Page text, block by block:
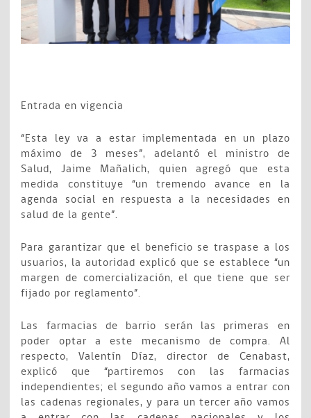
Entrada en vigencia
“Esta ley va a estar implementada en un plazo
máximo de 3 meses”, adelantó el ministro de
Salud, Jaime Mañalich, quien agregó que esta
medida constituye “un tremendo avance en la
agenda social en respuesta a la necesidades en
salud de la gente”.
Para garantizar que el beneficio se traspase a los
usuarios, la autoridad explicó que se establece “un
margen de comercialización, el que tiene que ser
fijado por reglamento”.
Las farmacias de barrio serán las primeras en
poder optar a este mecanismo de compra. Al
respecto, Valentín Díaz, director de Cenabast,
explicó que “partiremos con las farmacias
independientes; el segundo año vamos a entrar con
las cadenas regionales, y para un tercer año vamos